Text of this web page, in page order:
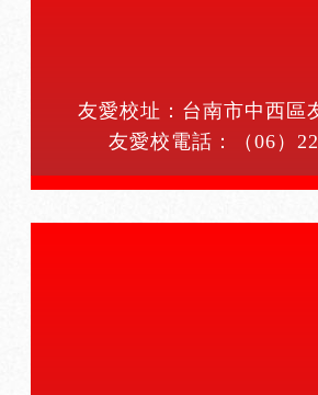
友愛校址：台南市中西區
友愛校電話：
（06）